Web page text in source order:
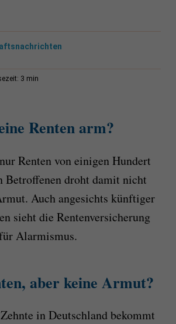
3 min
Renten arm?
Renten von einigen Hundert
Betroffenen droht damit nicht
Auch angesichts künftiger
sieht die Rentenversicherung
Alarmismus.
aber keine Armut?
in Deutschland bekommt